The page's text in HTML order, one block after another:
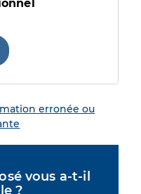
erronée ou
vous a-t-il
?